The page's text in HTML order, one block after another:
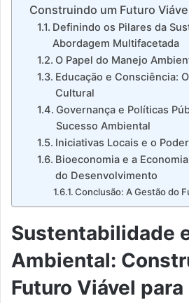
Construindo um Futuro
Definindo os Pilares da
Abordagem Multifacetada
O Papel do Manejo
Educação e Consciência:
Cultural
Governança e Políticas
Sucesso Ambiental
Iniciativas Locais e o
Bioeconomia e a
do Desenvolvimento
Conclusão: A Gestão do
Sustentabilidade
Ambiental:
Futuro Viável para